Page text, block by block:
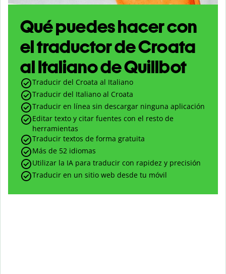
Qué puedes hacer con
el traductor de Croata
al Italiano de Quillbot
Traducir del Croata al Italiano
Traducir del Italiano al Croata
Traducir en línea sin descargar ninguna aplicación
Editar texto y citar fuentes con el resto de
herramientas
Traducir textos de forma gratuita
Más de 52 idiomas
Utilizar la IA para traducir con rapidez y precisión
Traducir en un sitio web desde tu móvil